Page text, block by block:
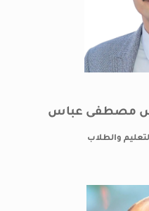
مصطفى عباس
والطلاب